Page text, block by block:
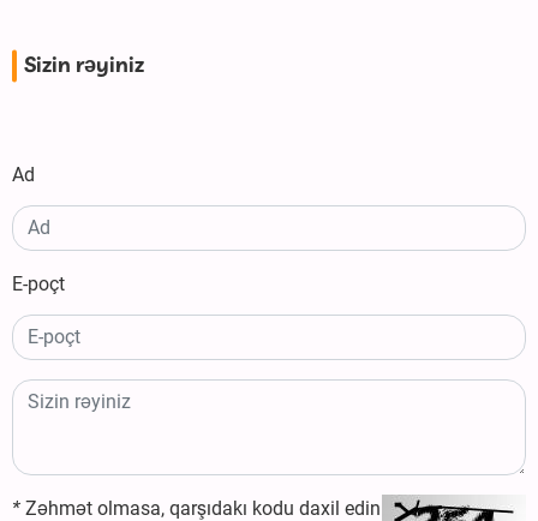
Sizin rəyiniz
Ad
E-poçt
* Zəhmət olmasa, qarşıdakı kodu daxil edin